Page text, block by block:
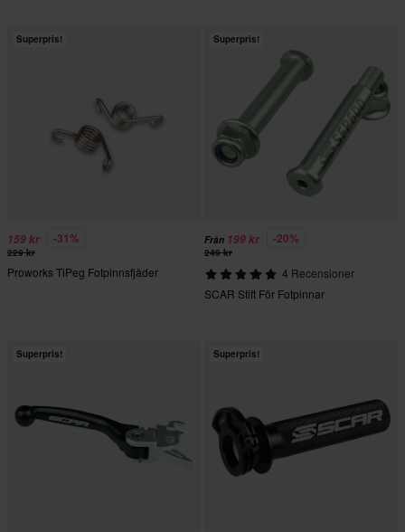
Superpris!
159 kr -31%
229 kr
Proworks TiPeg Fotpinnsfjäder
Superpris!
Från 199 kr -20%
249 kr
4 Recensioner
SCAR Stift För Fotpinnar
Superpris! Superpris!